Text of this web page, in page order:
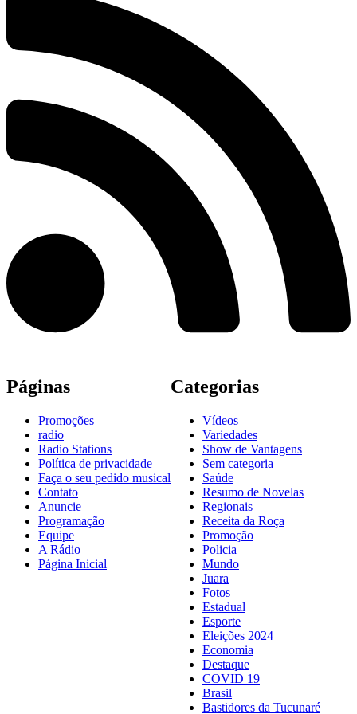
Páginas
Promoções
radio
Radio Stations
Política de privacidade
Faça o seu pedido musical
Contato
Anuncie
Programação
Equipe
A Rádio
Página Inicial
Categorias
Vídeos
Variedades
Show de Vantagens
Sem categoria
Saúde
Resumo de Novelas
Regionais
Receita da Roça
Promoção
Policia
Mundo
Juara
Fotos
Estadual
Esporte
Eleições 2024
Economia
Destaque
COVID 19
Brasil
Bastidores da Tucunaré